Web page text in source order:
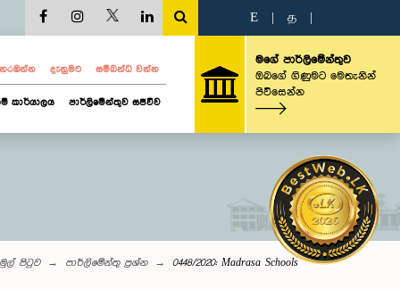
E த
දැනුමට සම්බන්ධ වන්න
කාර්යාලය පාර්ලිමේන්තුව සජීවීව
මගේ පාර්ලිමේන්තුව
ඔබගේ ගිණුමට මෙතැනින්
පිවිසෙන්න
මුල් පිටුව පාර්ලි‌මේන්තු‌ ප්‍රශ්න 0448/2020: Madrasa Schools